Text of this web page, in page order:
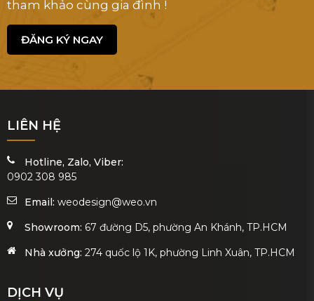
tham khảo cùng gia đình !
ĐĂNG KÝ NGAY
LIÊN HỆ
Hotline, Zalo, Viber:
0902 308 985
Email: weodesign@weo.vn
Showroom: 67 đường D5, phường An Khánh, TP.HCM
Nhà xưởng: 274 quốc lộ 1K, phường Linh Xuân, TP.HCM
DỊCH VỤ